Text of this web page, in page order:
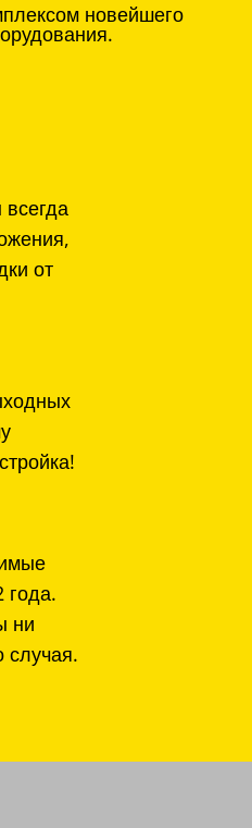
новейшего
от
года.
ни
случая.